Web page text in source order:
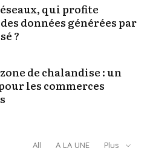
qui profite
données générées par
?
de chalandise : un
les commerces
All A LA UNE Plus